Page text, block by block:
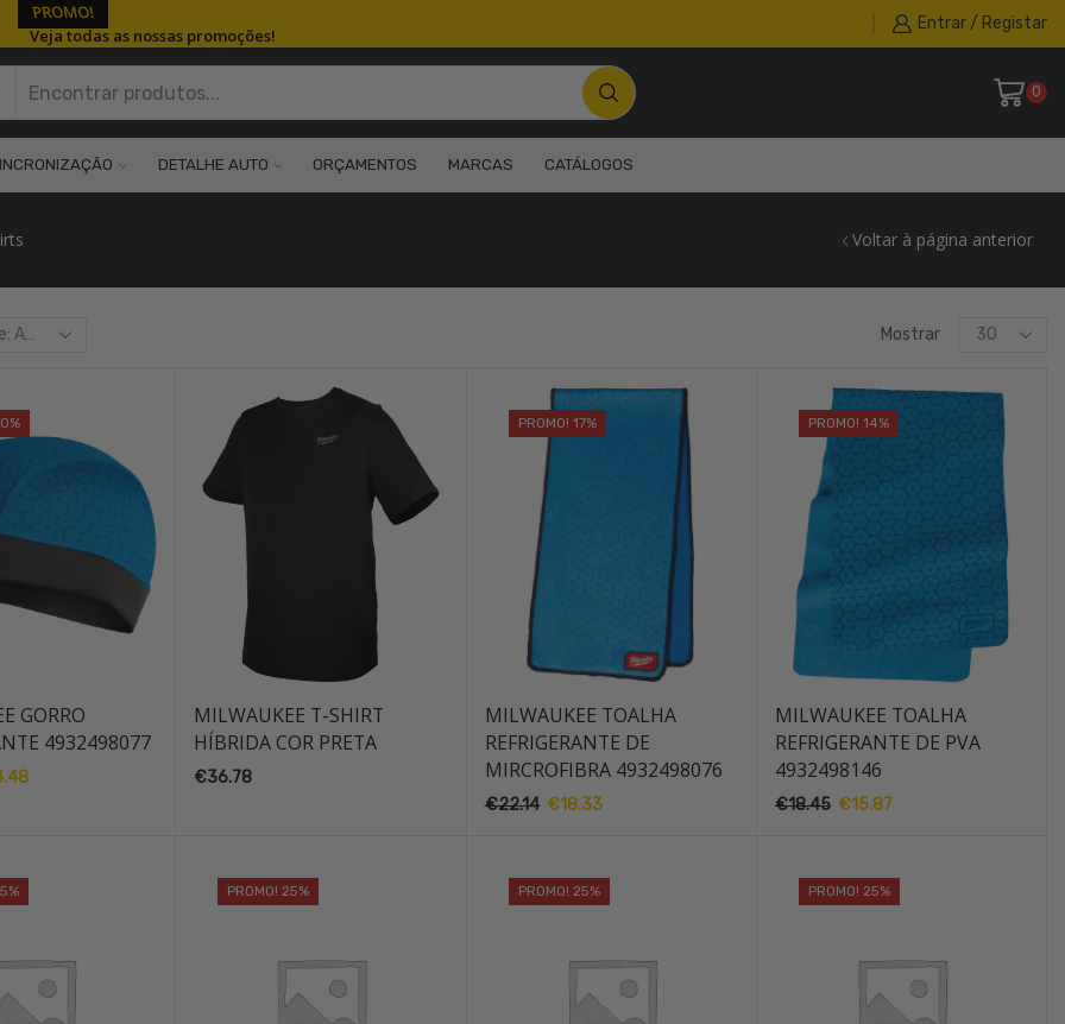
PROMO!
Veja todas as nossas promoções!
Entrar / Registar
input
0
DETALHE AUTO ORÇAMENTOS MARCAS CATÁLOGOS
Voltar à página anterior
Mostrar
Products
GORRO
4932498077
MILWAUKEE T-SHIRT
HÍBRIDA COR PRETA
€36.78
PROMO! 17%
MILWAUKEE TOALHA
REFRIGERANTE DE
MIRCROFIBRA 4932498076
€22.14 O
era:
€22.14.
€18.33O
é:
€18.33.
PROMO! 14%
MILWAUKEE TOALHA
REFRIGERANTE DE PVA
4932498146
€18.45 O
era:
€18.45.
€15.87O
é:
€15.87.
PROMO! 25% PROMO! 25% PROMO! 25%